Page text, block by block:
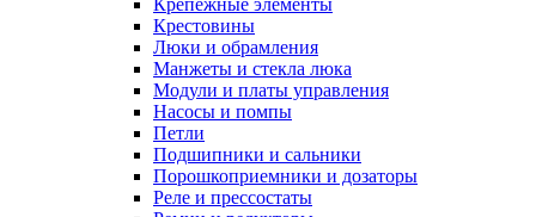
Крепежные элементы
Крестовины
Люки и обрамления
Манжеты и стекла люка
Модули и платы управления
Насосы и помпы
Петли
Подшипники и сальники
Порошкоприемники и дозаторы
Реле и прессостаты